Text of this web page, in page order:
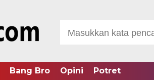
Bang Bro Opini Potret